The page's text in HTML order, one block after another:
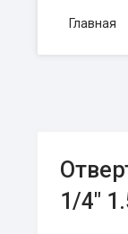
Главная
1/4"